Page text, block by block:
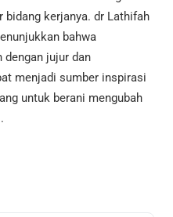
bidang kerjanya. dr Lathifah
bahwa
dengan jujur dan
menjadi sumber inspirasi
untuk berani mengubah